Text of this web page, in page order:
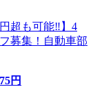
超も可能‼】4
募集！自動車部
円